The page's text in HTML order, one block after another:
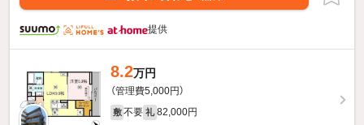
提供
8.2万円
（管理費5,000円）
敷 不要 礼 82,000円